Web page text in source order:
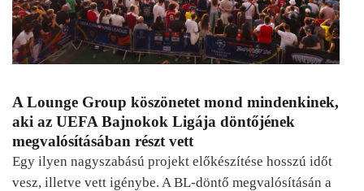
A Lounge Group köszönetet mond mindenkinek,
aki az UEFA Bajnokok Ligája döntőjének
megvalósításában részt vett
Egy ilyen nagyszabású projekt előkészítése hosszú időt
vesz, illetve vett igénybe. A BL-döntő megvalósításán a